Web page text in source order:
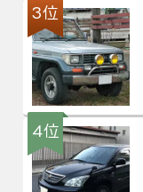
3位
4位